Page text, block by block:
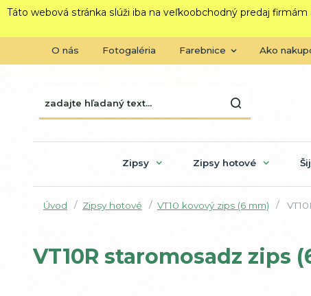
Táto webová stránka slúži iba na veľkoobchodný predaj
O nás Fotogaléria Farebnice Ako
Zipsy Zipsy hotové
Úvod Zipsy hotové VT10 kovový zips (6 mm)
VT10R staromosadz zips